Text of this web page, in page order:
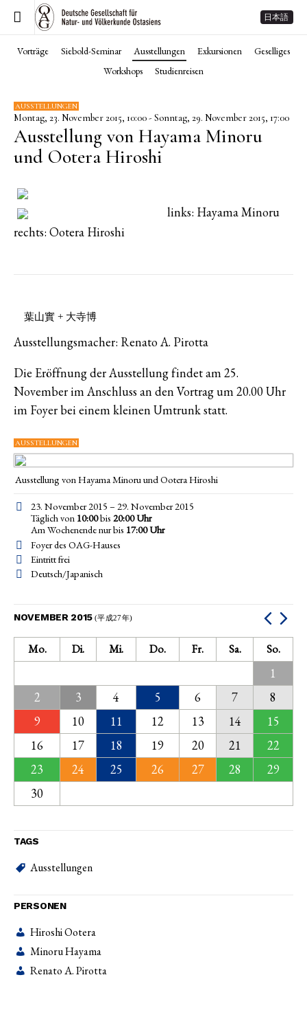
日本語
Vorträge Siebold-Seminar Ausstellungen Exkursionen
Geselliges
Workshops
Studienreisen
AUSSTELLUNGEN
Montag, 23. November 2015, 10:00 - Sonntag, 29. November 2015, 17:00
Ausstellung von Hayama Minoru
und Ootera Hiroshi
links: Hayama Minoru
rechts: Ootera Hiroshi
葉山實 + 大寺博
Ausstellungsmacher: Renato A. Pirotta
Die Eröffnung der Ausstellung findet am 25.
November im Anschluss an den Vortrag um 20.00 Uhr
im Foyer bei einem kleinen Umtrunk statt.
AUSSTELLUNGEN
Ausstellung von Hayama Minoru und Ootera Hiroshi
23. November 2015 – 29. November 2015
Täglich von 10:00bis 20:00 Uhr
Am Wochenende nur bis 17:00Uhr
Foyer des OAG-Hauses
Eintritt frei
Deutsch/Japanisch
NOVEMBER 2015(平成27年)
Mo. Di. Mi. Do. Fr. Sa. So.
1
2
3 4 5 6 7
8
9
10 11 12 13 14
15
16
17 18 19 20 21
22
23
24 25 26 27 28
29
30
TAGS
Ausstellungen
PERSONEN
Hiroshi Ootera
Minoru Hayama
Renato A. Pirotta